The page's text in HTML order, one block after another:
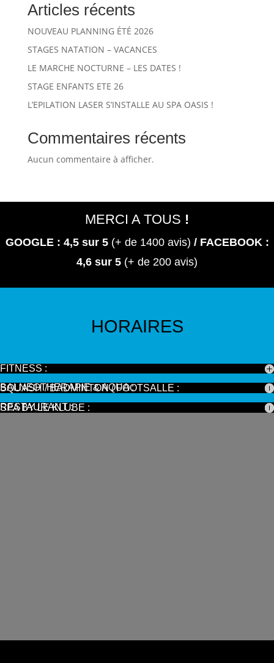
Articles récents
NOUVEAU PLANNING ÉTÉ 2026
STAGES NATATION – VACANCES
LE MARCHE NOCTURNE – LES DATES !
STAGE ENFANTS ETE 26
L’EPILATION LASER S’INSTALLE AU SPA OASIS !
Commentaires récents
Aucun commentaire à afficher.
MERCI A TOUS !
GOOGLE : 4,5 sur 5(+ de 1400 avis) / FACEBOOK :
4,6 sur 5 (+ de 200 avis)
HORAIRES
FITNESS :
BALNEOTHERAPIE & AQUA :
SQUASH / BADMINTON / FOOTSALLE :
RESTAURANT :
SPA BY LE KLUBE :